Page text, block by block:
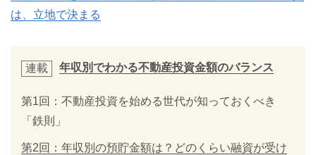
は、立地で決まる
連載 年収別でわかる不動産投資金額のバランス
第1回：不動産投資を始める世代が知っておくべき
「鉄則」
第2回：年収別の預貯金額は？どのくらい融資が受け